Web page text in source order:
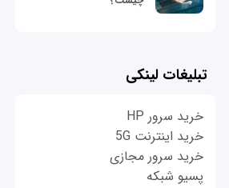
تبلیغات لینکی
خرید سرور HP
خرید اینترنت 5G
خرید سرور مجازی
پسیو شبکه